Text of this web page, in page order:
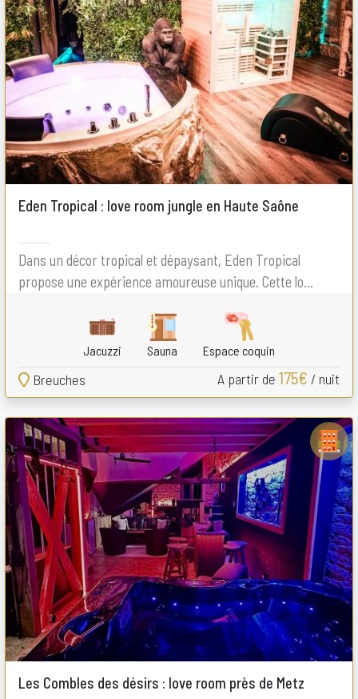
Eden Tropical : love room jungle en Haute Saône
Dans un décor tropical et dépaysant, Eden Tropical
propose une expérience amoureuse unique. Cette lo...
Jacuzzi Sauna Espace coquin
Breuches A partir de 175€ / nuit
Les Combles des désirs : love room près de Metz